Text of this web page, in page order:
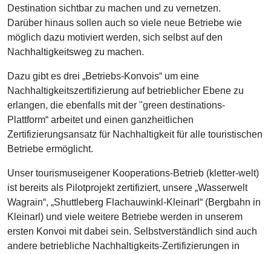
Destination sichtbar zu machen und zu vernetzen.
Darüber hinaus sollen auch so viele neue Betriebe wie
möglich dazu motiviert werden, sich selbst auf den
Nachhaltigkeitsweg zu machen.
Dazu gibt es drei „Betriebs-Konvois“ um eine
Nachhaltigkeitszertifizierung auf betrieblicher Ebene zu
erlangen, die ebenfalls mit der "green destinations-
Plattform“ arbeitet und einen ganzheitlichen
Zertifizierungsansatz für Nachhaltigkeit für alle touristischen
Betriebe ermöglicht.
Unser tourismuseigener Kooperations-Betrieb (kletter-welt)
ist bereits als Pilotprojekt zertifiziert, unsere „Wasserwelt
Wagrain“, „Shuttleberg Flachauwinkl-Kleinarl“ (Bergbahn in
Kleinarl) und viele weitere Betriebe werden in unserem
ersten Konvoi mit dabei sein. Selbstverständlich sind auch
andere betriebliche Nachhaltigkeits-Zertifizierungen in